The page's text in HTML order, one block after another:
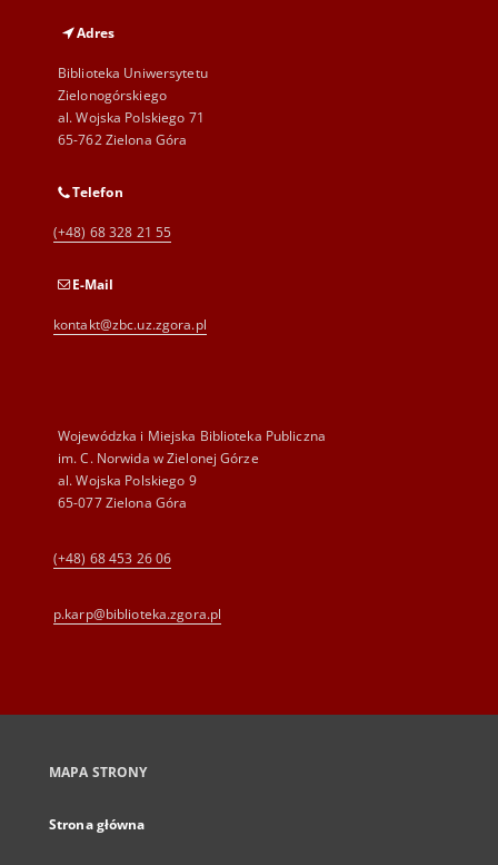
Adres
Biblioteka Uniwersytetu
Zielonogórskiego
al. Wojska Polskiego 71
65-762 Zielona Góra
Telefon
(+48) 68 328 21 55
E-Mail
kontakt@zbc.uz.zgora.pl
Wojewódzka i Miejska Biblioteka Publiczna
im. C. Norwida w Zielonej Górze
al. Wojska Polskiego 9
65-077 Zielona Góra
(+48) 68 453 26 06
p.karp@biblioteka.zgora.pl
MAPA STRONY
Strona główna